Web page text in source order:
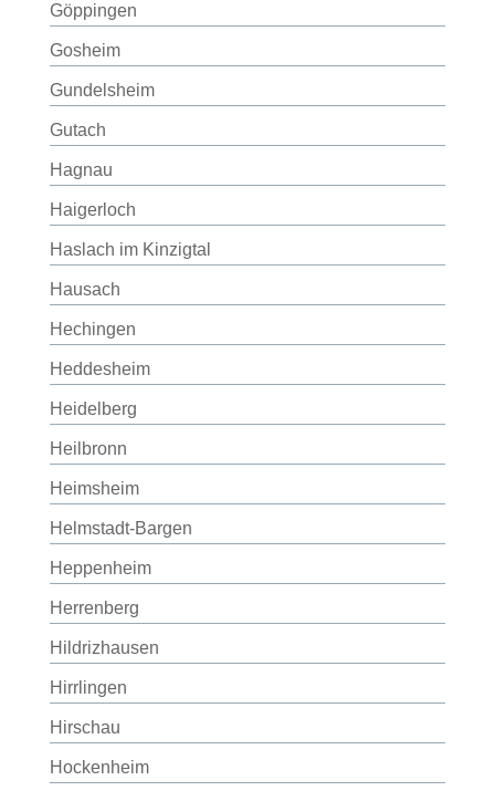
Göppingen
Gosheim
Gundelsheim
Gutach
Hagnau
Haigerloch
Haslach im Kinzigtal
Hausach
Hechingen
Heddesheim
Heidelberg
Heilbronn
Heimsheim
Helmstadt-Bargen
Heppenheim
Herrenberg
Hildrizhausen
Hirrlingen
Hirschau
Hockenheim